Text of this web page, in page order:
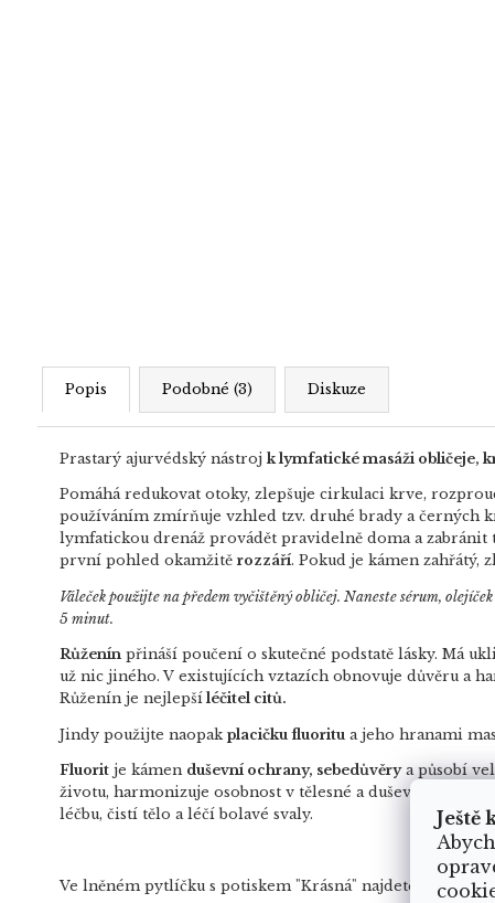
Ještě
Popis Podobné (3) Diskuze
Prastarý ajurvédský nástroj k lymfatické masáži obličeje,
Pomáhá redukovat otoky, zlepšuje cirkulaci krve,
používáním zmírňuje vzhled tzv. druhé brady a černých
lymfatickou drenáž provádět pravidelně doma a
první pohled okamžitě rozzáří. Pokud je kámen
Váleček použijte na předem vyčištěný obličej. Naneste sérum,
5 minut.
Růženínpřináší poučení o skutečné podstatě lásky. Má
už nic jiného. V existujících vztazích obnovuje důvěru a
Růženín je nejlepšíléčitel citů.
Jindy použijte naopak placičku fluoritu a jeho hranami
Fluoritje kámen duševní ochrany, sebedůvěrya působí
životu, harmonizuje osobnost v tělesné a duševní
léčbu, čistí tělo a léčí bolavé svaly.
Ve lněném pytlíčku s potiskem "Krásná" najdete